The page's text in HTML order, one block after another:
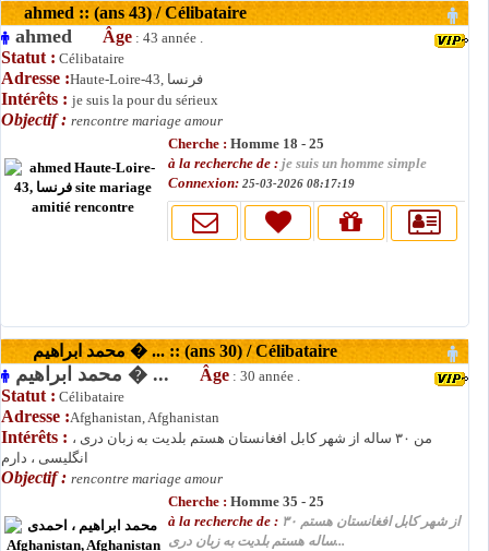
ahmed :: (ans 43) / Célibataire
ahmed Âge : 43 année .
Statut : Célibataire
Adresse : Haute-Loire-43, فرنسا
Intérêts : je suis la pour du sérieux
Objectif : rencontre mariage amour
Cherche : Homme 18 - 25
à la recherche de : je suis un homme simple
Connexion: 25-03-2026 08:17:19
محمد ابراهیم � ... :: (ans 30) / Célibataire
محمد ابراهیم � ... Âge : 30 année .
Statut : Célibataire
Adresse :Afghanistan, Afghanistan
Intérêts : من ۳۰ ساله از شهر کابل افغانستان هستم بلدیت به زبان دری ،
انگلیسی ، دارم
Objectif : rencontre mariage amour
Cherche : Homme 35 - 25
à la recherche de : از شهر کابل افغانستان هستم ۳۰
ساله هستم بلدیت به زبان دری...